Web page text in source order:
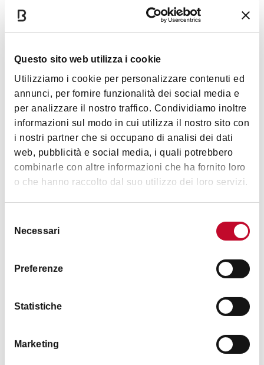
Questo sito web utilizza i cookie
Utilizziamo i cookie per personalizzare contenuti ed
annunci, per fornire funzionalità dei social media e
per analizzare il nostro traffico. Condividiamo inoltre
informazioni sul modo in cui utilizza il nostro sito con
i nostri partner che si occupano di analisi dei dati
web, pubblicità e social media, i quali potrebbero
combinarle con altre informazioni che ha fornito loro
o che hanno raccolto dal suo utilizzo dei loro servizi.
delNecessari
Preferenze
Statistiche
Marketing
Ingresso
Ingresso gratuito
Interessi
Musica e
Spettacolo